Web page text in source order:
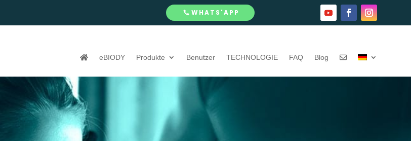
WHATS'APP
eBIODY Produkte Benutzer TECHNOLOGIE FAQ Blog